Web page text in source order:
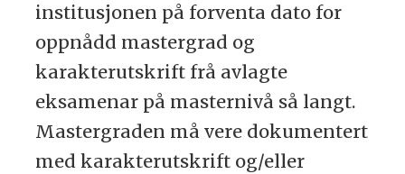
institusjonen på forventa dato for
oppnådd mastergrad og
karakterutskrift frå avlagte
eksamenar på masternivå så langt.
Mastergraden må vere dokumentert
med karakterutskrift og/eller